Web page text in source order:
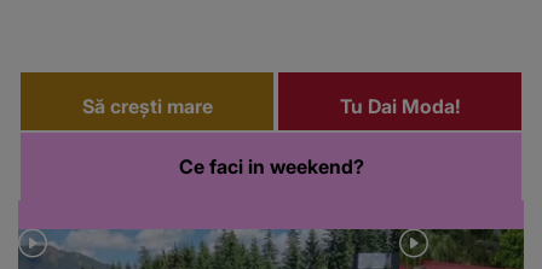
Să crești mare Tu Dai Moda!
Ce faci in weekend?